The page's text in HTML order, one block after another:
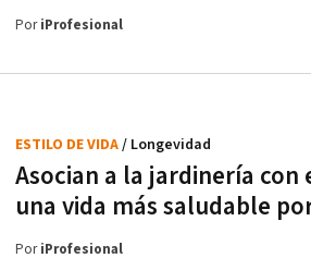
PoriProfesional
Asocian a la jardinería con
una vida más saludable
ESTILO DE VIDA/ Longevidad
PoriProfesional